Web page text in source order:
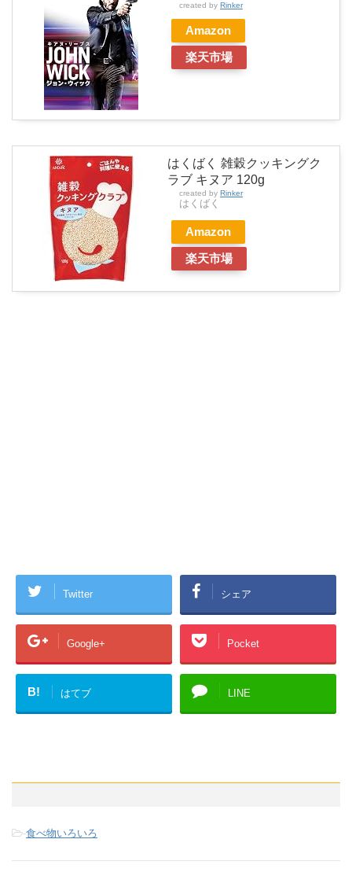
created by Rinker
Amazon
楽天市場
はくばく 雑穀クッキングク
ラブ キヌア 120g
created by Rinker
はくばく
Amazon
楽天市場
Twitter シェア
Google+ Pocket
B! はてブ LINE
-食べ物いろいろ